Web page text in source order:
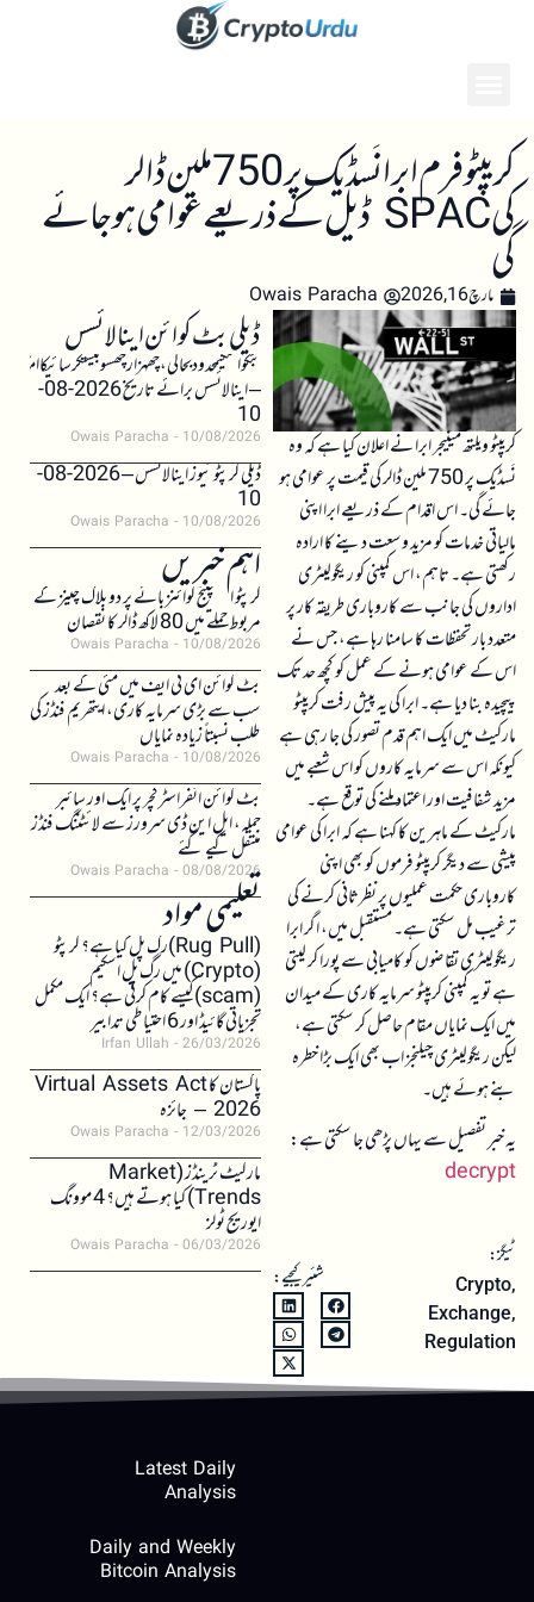
کریپٹو فرم ابرا نَسڈیک پر 750 ملین ڈالر
کی SPAC ڈیل کے ذریعے عوامی ہو جائے
گیمارچ 16, 2026 Owais Paracha
کریپٹو ویلتھ مینیجر ابرا نے اعلان کیا ہے کہ وہ
نَسڈیک پر 750 ملین ڈالر کی قیمت پر عوامی ہو
جائے گی۔ اس اقدام کے ذریعے ابرا اپنی
مالیاتی خدمات کو مزید وسعت دینے کا ارادہ
رکھتی ہے۔ تاہم، اس کمپنی کو ریگولیٹری
اداروں کی جانب سے کاروباری طریقہ کار پر
متعدد بار تحفظات کا سامنا رہا ہے، جس نے
اس کے عوامی ہونے کے عمل کو کچھ حد تک
پیچیدہ بنا دیا ہے۔ ابرا کی یہ پیش رفت کریپٹو
مارکیٹ میں ایک اہم قدم تصور کی جا رہی ہے
کیونکہ اس سے سرمایہ کاروں کو اس شعبے میں
مزید شفافیت اور اعتماد ملنے کی توقع ہے۔
مارکیٹ کے ماہرین کا کہنا ہے کہ ابرا کی عوامی
پیشی سے دیگر کریپٹو فرموں کو بھی اپنی
کاروباری حکمت عملیوں پر نظرثانی کرنے کی
ترغیب مل سکتی ہے۔ مستقبل میں، اگر ابرا
ریگولیٹری تقاضوں کو کامیابی سے پورا کر لیتی
ہے تو یہ کمپنی کریپٹو سرمایہ کاری کے میدان
میں ایک نمایاں مقام حاصل کر سکتی ہے،
لیکن ریگولیٹری چیلنجز اب بھی ایک بڑا خطرہ
بنے ہوئے ہیں۔
یہ خبر تفصیل سے یہاں پڑھی جا سکتی ہے:
decrypt
ٹیگز:
Crypto,
Exchange,
Regulation
شئیر کیجیے:
ڈیلی بٹ کوائن اینالائسس
بٹکوائنکیمحدودبحالی،چھہزارچھسوبیستکرسائیکاامکان
– اینالائسس برائے تاریخ 2026-08-
10
Owais Paracha 10/08/2026
ڈیلی کرپٹو نیوز اینالائسس – 2026-08-
10
Owais Paracha 10/08/2026
اہم خبریں
کرپٹو ایکسچینج کوائنز بائے پر دو بلاک چینز کے
مربوط حملے میں 80 لاکھ ڈالر کا نقصان
Owais Paracha 10/08/2026
بٹ کوائن ای ٹی ایف میں مئی کے بعد
سب سے بڑی سرمایہ کاری، ایتھریم فنڈز کی
طلب نسبتاً زیادہ نمایاں
Owais Paracha 10/08/2026
بٹ کوائن انفراسٹرکچر پر ایک اور سائبر
حملہ، ایل این ڈی سرورز سے لائٹننگ فنڈز
منتقل کیے گئے
Owais Paracha 08/08/2026
تعلیمی مواد(Rug Pull)رگ پل کیا ہے؟ کرپٹو
(Crypto) میں رگ پل اسکیم
(scam)کیسے کام کرتی ہے؟ ایک مکمل
تجزیاتی گائیڈ اور 6 احتیاطی تدابیر
Irfan Ullah 26/03/2026
پاکستان کا Virtual Assets Act
2026 – جائزہ
Owais Paracha 12/03/2026
مارکیٹ ٹرینڈز (Market
Trends) کیا ہوتے ہیں؟ 4 موونگ
ایوریج ٹولز
Owais Paracha 06/03/2026
Latest Daily
Analysis
Daily and Weekly
Bitcoin Analysis